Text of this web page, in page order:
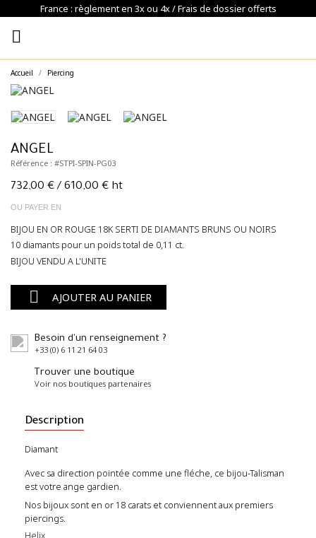
France : règlement en 3x ou 4x / Frais de dossier offerts

Accueil Piercing
ANGEL
Référence : #STPI-SPIN-PG03
732,00 €/ 610,00 € ht
OU PAYER EN
BIJOU EN OR ROUGE 18K SERTI DE DIAMANTS BRUNS OU NOIRS
10 diamants pour un poids total de 0,11 ct.
BIJOU VENDU A L'UNITE
 AJOUTER AU PANIER
Besoin d'un renseignement ?
+33 (0) 6 11 21 64 03
Trouver une boutique
Voir nos boutiques partenaires
Description
Diamant
Avec sa direction pointée comme une fléche, ce bijou-Talisman
est votre ange gardien.
Nos bijoux sont en or 18 carats et conviennent aux premiers
piercings.
Helix